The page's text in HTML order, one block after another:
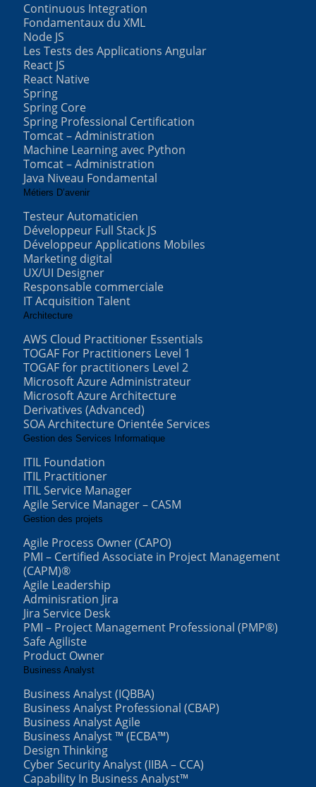
Continuous Integration
Fondamentaux du XML
Node JS
Les Tests des Applications Angular
React JS
React Native
Spring
Spring Core
Spring Professional Certification
Tomcat – Administration
Machine Learning avec Python
Tomcat – Administration
Java Niveau Fondamental
Métiers D’avenir
Testeur Automaticien
Développeur Full Stack JS
Développeur Applications Mobiles
Marketing digital
UX/UI Designer
Responsable commerciale
IT Acquisition Talent
Architecture
AWS Cloud Practitioner Essentials
TOGAF For Practitioners Level 1
TOGAF for practitioners Level 2
Microsoft Azure Administrateur
Microsoft Azure Architecture
Derivatives (Advanced)
SOA Architecture Orientée Services
Gestion des Services Informatique
ITIL Foundation
ITIL Practitioner
ITIL Service Manager
Agile Service Manager – CASM
Gestion des projets
Agile Process Owner (CAPO)
PMI – Certified Associate in Project Management
(CAPM)®
Agile Leadership
Adminisration Jira
Jira Service Desk
PMI – Project Management Professional (PMP®)
Safe Agiliste
Product Owner
Business Analyst
Business Analyst (IQBBA)
Business Analyst Professional (CBAP)
Business Analyst Agile
Business Analyst ™ (ECBA™)
Design Thinking
Cyber Security Analyst (IIBA – CCA)
Capability In Business Analyst™